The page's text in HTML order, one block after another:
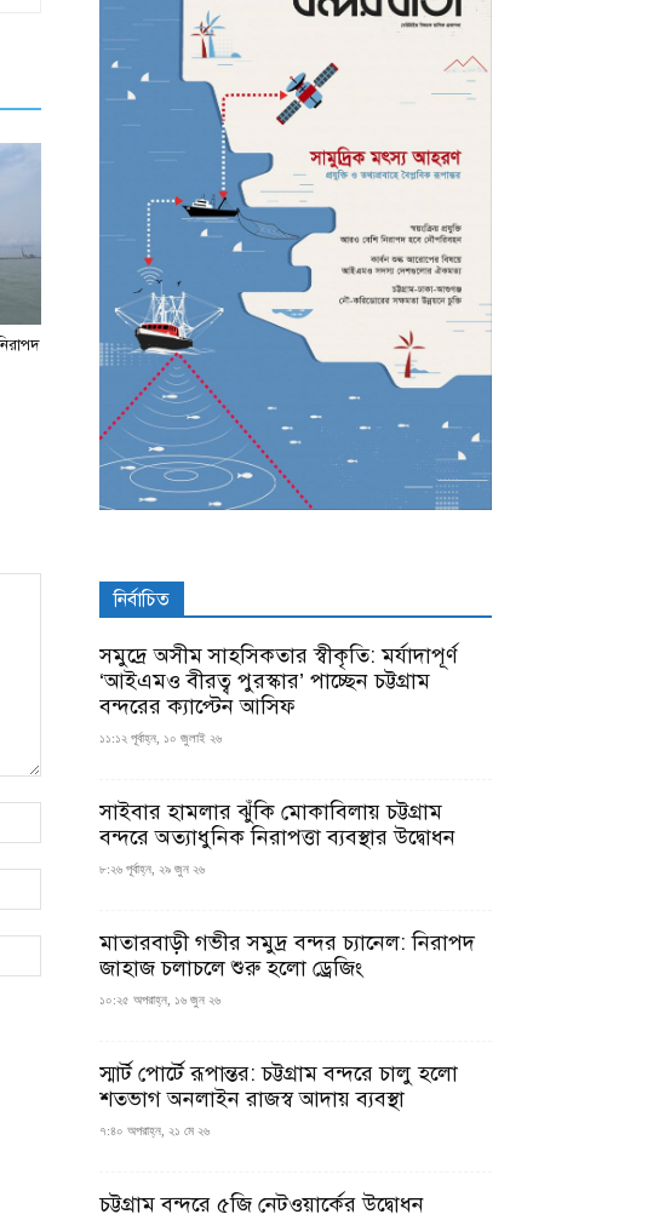
নির্বাচিত
সমুদ্রে অসীম সাহসিকতার স্বীকৃতি: মর্যাদাপূর্ণ
‘আইএমও বীরত্ব পুরস্কার’ পাচ্ছেন চট্টগ্রাম
বন্দরের ক্যাপ্টেন আসিফ
১১:১২ পূর্বাহ্ন, ১০ জুলাই ২৬
সাইবার হামলার ঝুঁকি মোকাবিলায় চট্টগ্রাম
বন্দরে অত্যাধুনিক নিরাপত্তা ব্যবস্থার উদ্বোধন
৮:২৬ পূর্বাহ্ন, ২৯ জুন ২৬
মাতারবাড়ী গভীর সমুদ্র বন্দর চ্যানেল: নিরাপদ
জাহাজ চলাচলে শুরু হলো ড্রেজিং
১০:২৫ অপরাহ্ন, ১৬ জুন ২৬
স্মার্ট পোর্টে রূপান্তর: চট্টগ্রাম বন্দরে চালু হলো
শতভাগ অনলাইন রাজস্ব আদায় ব্যবস্থা
৭:৪০ অপরাহ্ন, ২১ মে ২৬
চট্টগ্রাম বন্দরে ৫জি নেটওয়ার্কের উদ্বোধন